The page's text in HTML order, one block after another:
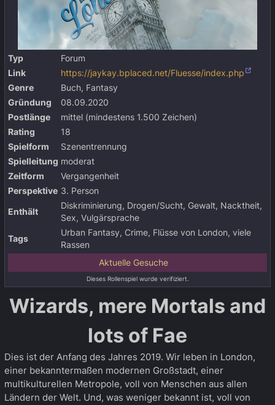
Typ
Forum
Link
https://jaykay.bplaced.net/Fluesse/index.php
Genre
Buch, Fantasy
Gründung
08.09.2020
Postlänge
mittel (mindestens 1.500 Zeichen)
Rating
18
Spielform
Szenentrennung
Spielleitung moderat
Zeitform
Vergangenheit
Perspektive 3. Person
Enthält
Diskriminierung, Drogen/Sucht, Gewalt, Nacktheit,
Sex, Vulgärsprache
Tags
Urban Fantasy, Crime, Flüsse von London, viele
Rassen
Aktuelle Gesuche
Dieses Rollenspiel wurde verifiziert.
Wizards, mere Mortals and
lots of Fae
Dies ist der Anfang des Jahres 2019. Wir leben in London,
einer bekanntermaßen modernen Großstadt, einer
multikulturellen Metropole, voll von Menschen aus allen
Ländern der Welt. Und, was weniger bekannt ist, voll von